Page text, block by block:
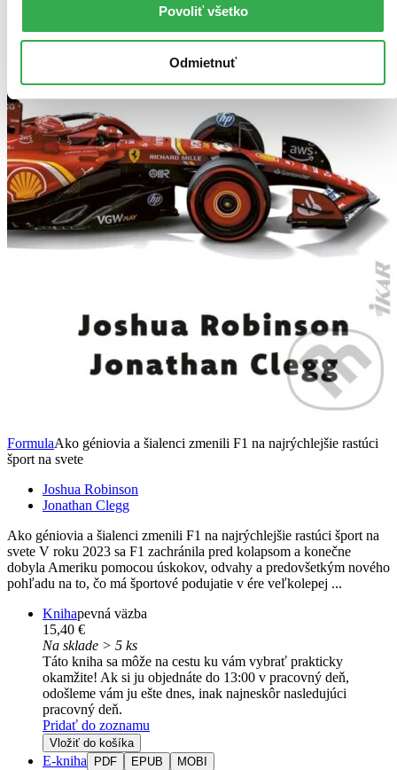
Povoliť všetko
Odmietnuť
FormulaAko géniovia a šialenci zmenili F1 na najrýchlejšie rastúci
šport na svete
Joshua Robinson
Jonathan Clegg
Ako géniovia a šialenci zmenili F1 na najrýchlejšie rastúci šport na
svete V roku 2023 sa F1 zachránila pred kolapsom a konečne
dobyla Ameriku pomocou úskokov, odvahy a predovšetkým nového
pohľadu na to, čo má športové podujatie v ére veľkolepej ...
Knihapevná väzba
15,40 €
Na sklade > 5 ks
Táto kniha sa môže na cestu ku vám vybrať prakticky
okamžite! Ak si ju objednáte do 13:00 v pracovný deň,
odošleme vám ju ešte dnes, inak najneskôr nasledujúci
pracovný deň.
Pridať do zoznamu
Vložiť do košíka
E-kniha PDF EPUB MOBI